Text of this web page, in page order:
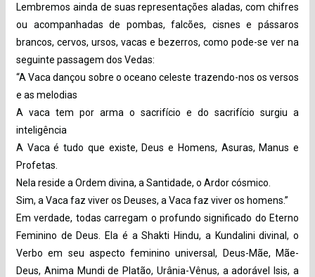
Lembremos ainda de suas representações aladas, com chifres
ou acompanhadas de pombas, falcões, cisnes e pássaros
brancos, cervos, ursos, vacas e bezerros, como pode-se ver na
seguinte passagem dos Vedas:
“A Vaca dançou sobre o oceano celeste trazendo-nos os versos
e as melodias
A vaca tem por arma o sacrifício e do sacrifício surgiu a
inteligência
A Vaca é tudo que existe, Deus e Homens, Asuras, Manus e
Profetas.
Nela reside a Ordem divina, a Santidade, o Ardor cósmico.
Sim, a Vaca faz viver os Deuses, a Vaca faz viver os homens.”
Em verdade, todas carregam o profundo significado do Eterno
Feminino de Deus. Ela é a Shakti Hindu, a Kundalini divinal, o
Verbo em seu aspecto feminino universal, Deus-Mãe, Mãe-
Deus, Anima Mundi de Platão, Urânia-Vênus, a adorável Isis, a